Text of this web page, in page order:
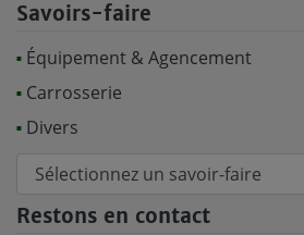
Savoirs-faire
Équipement & Agencement
Carrosserie
Divers
Restons en contact